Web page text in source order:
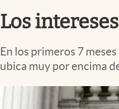
Clima
Eventos Corporativos
Los
En los primeros 7
ubica muy por encima